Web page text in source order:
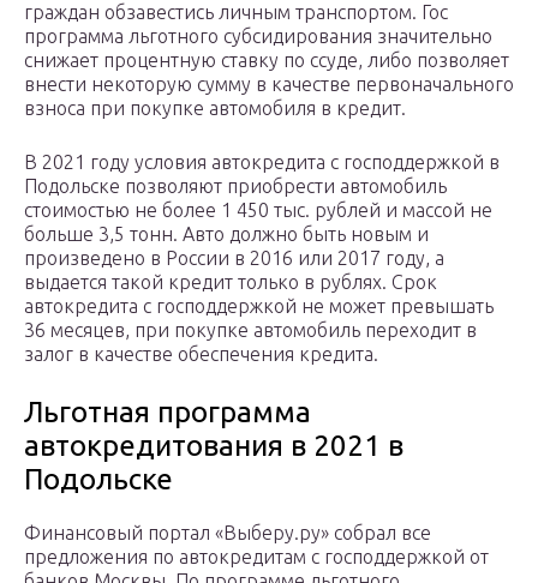
граждан обзавестись личным транспортом. Гос
программа льготного субсидирования значительно
снижает процентную ставку по ссуде, либо позволяет
внести некоторую сумму в качестве первоначального
взноса при покупке автомобиля в кредит.
В 2021 году условия автокредита с господдержкой в
Подольске позволяют приобрести автомобиль
стоимостью не более 1 450 тыс. рублей и массой не
больше 3,5 тонн. Авто должно быть новым и
произведено в России в 2016 или 2017 году, а
выдается такой кредит только в рублях. Срок
автокредита с господдержкой не может превышать
36 месяцев, при покупке автомобиль переходит в
залог в качестве обеспечения кредита.
Льготная программа
автокредитования в 2021 в
Подольске
Финансовый портал «Выберу.ру» собрал все
предложения по автокредитам с господдержкой от